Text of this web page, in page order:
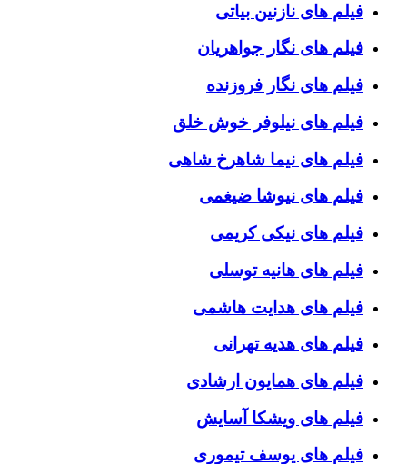
فیلم های نازنین بیاتی
فیلم های نگار جواهریان
فیلم های نگار فروزنده
فیلم های نیلوفر خوش خلق
فیلم های نیما شاهرخ شاهی
فیلم های نیوشا ضیغمی
فیلم های نیکی کریمی
فیلم های هانیه توسلی
فیلم های هدایت هاشمی
فیلم های هدیه تهرانی
فیلم های همایون ارشادی
فیلم های ویشکا آسایش
فیلم های یوسف تیموری